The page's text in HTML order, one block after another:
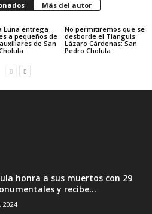
Más del autor
Luna entrega
a pequeños de
de San
No permitiremos que se
desborde el Tianguis
Lázaro Cárdenas: San
Pedro Cholula
honra a sus muertos con 29
y recibe...
2024